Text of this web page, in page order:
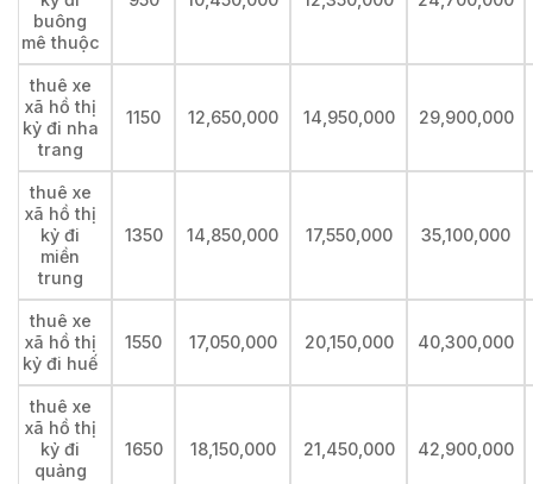
buông
mê thuộc
thuê xe
xã hồ thị
kỷ đi nha
trang
1150 12,650,000 14,950,000 29,900,000
thuê xe
xã hồ thị
kỷ đi
miền
trung
1350 14,850,000 17,550,000 35,100,000
thuê xe
xã hồ thị
kỷ đi huế
1550 17,050,000 20,150,000 40,300,000
thuê xe
xã hồ thị
kỷ đi
quảng
1650 18,150,000 21,450,000 42,900,000